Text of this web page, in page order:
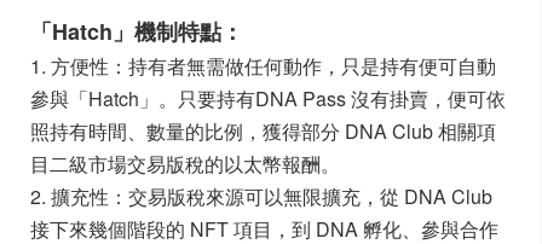
「Hatch」機制特點：
1. 方便性：持有者無需做任何動作，只是持有便可自動
參與「Hatch」。只要持有DNA Pass 沒有掛賣，便可依
照持有時間、數量的比例，獲得部分 DNA Club 相關項
目二級市場交易版稅的以太幣報酬。
2. 擴充性：交易版稅來源可以無限擴充，從 DNA Club
接下來幾個階段的 NFT 項目，到 DNA 孵化、參與合作